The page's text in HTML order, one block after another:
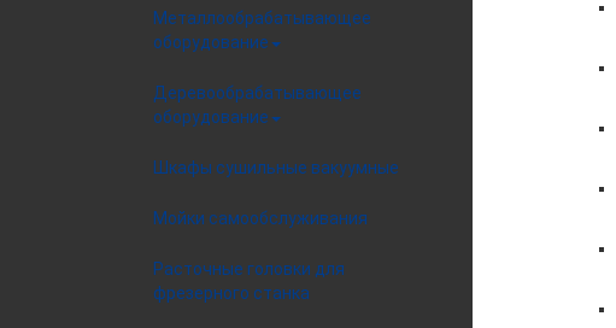
Металлообрабатывающее
оборудование
Деревообрабатывающее
оборудование
Шкафы сушильные вакуумные
Мойки самообслуживания
Расточные головки для
фрезерного станка